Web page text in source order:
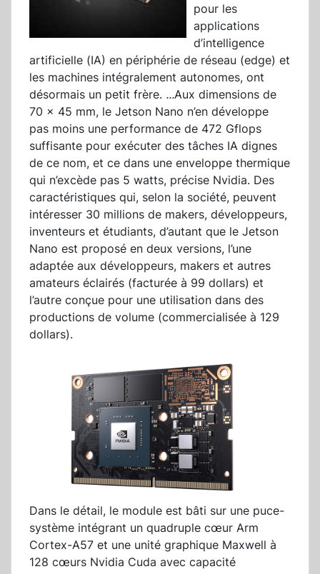
pour les
applications
d’intelligence
artificielle (IA) en périphérie de réseau (edge) et
les machines intégralement autonomes, ont
désormais un petit frère. ...Aux dimensions de
70 x 45 mm, le Jetson Nano n’en développe
pas moins une performance de 472 Gflops
suffisante pour exécuter des tâches IA dignes
de ce nom, et ce dans une enveloppe thermique
qui n’excède pas 5 watts, précise Nvidia. Des
caractéristiques qui, selon la société, peuvent
intéresser 30 millions de makers, développeurs,
inventeurs et étudiants, d’autant que le Jetson
Nano est proposé en deux versions, l’une
adaptée aux développeurs, makers et autres
amateurs éclairés (facturée à 99 dollars) et
l’autre conçue pour une utilisation dans des
productions de volume (commercialisée à 129
dollars).
Dans le détail, le module est bâti sur une puce-
système intégrant un quadruple cœur Arm
Cortex-A57 et une unité graphique Maxwell à
128 cœurs Nvidia Cuda avec capacité